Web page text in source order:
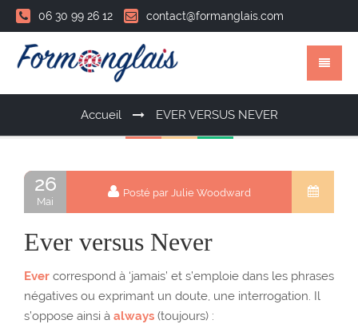
06 30 99 26 12 contact@formanglais.com
Accueil EVER VERSUS NEVER
26
Mai
Posté par Julie Woodward
Ever versus Never
Ever correspond à ‘jamais’ et s’emploie dans les phrases
négatives ou exprimant un doute, une interrogation. Il
s’oppose ainsi à always (toujours) :